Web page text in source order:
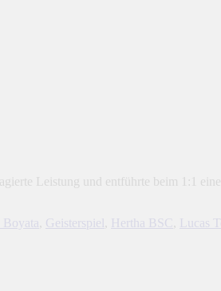
Leistung und entführte beim 1:1
Boyata, Geisterspiel , Hertha BSC , Lucas